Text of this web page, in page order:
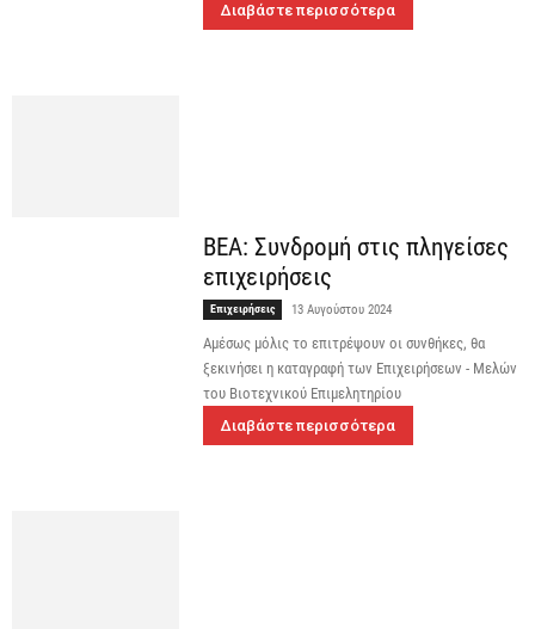
Διαβάστε περισσότερα
ΒΕΑ: Συνδρομή στις πληγείσες
επιχειρήσεις
Επιχειρήσεις 13 Αυγούστου 2024
Αμέσως μόλις το επιτρέψουν οι συνθήκες, θα
ξεκινήσει η καταγραφή των Επιχειρήσεων - Μελών
του Βιοτεχνικού Επιμελητηρίου
Διαβάστε περισσότερα